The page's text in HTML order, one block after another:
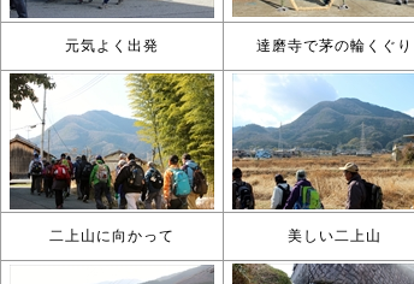
元気よく出発 達磨寺で茅の輪くぐり
二上山に向かって 美しい二上山